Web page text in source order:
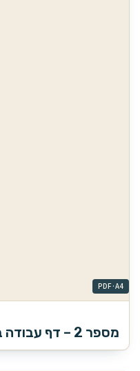
מספר 2 – דף עבודה בחשבון